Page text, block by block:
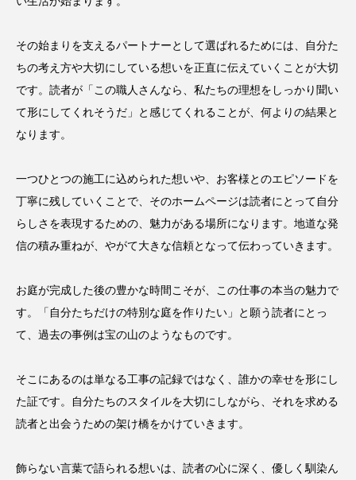
その始まりを支えるパートナーとして選ばれるためには、自分た
ちの考え方や大切にしている想いを正直に伝えていくことが大切
です。読者が「この職人さんなら、私たちの理想をしっかり聞い
て形にしてくれそうだ」と感じてくれることが、何よりの結果と
なります。
一つひとつの施工に込められた想いや、お客様とのエピソードを
丁寧に残していくことで、そのホームページは読者にとって自分
らしさを表現するための、魅力がある場所になります。地道な発
信の積み重ねが、やがて大きな信頼となって伝わっていきます。
お庭が完成した後の豊かな時間こそが、この仕事の本当の魅力で
す。「自分たちだけの特別な庭を作りたい」と願う読者にとっ
て、過去の事例は宝の山のようなものです。
そこにあるのは単なる工事の記録ではなく、誰かの幸せを形にし
た証です。自分たちのスタイルを大切にしながら、それを求める
読者と出会うための架け橋をかけていきます。
飾らない言葉で語られる想いは、読者の心に深く、優しく馴染ん